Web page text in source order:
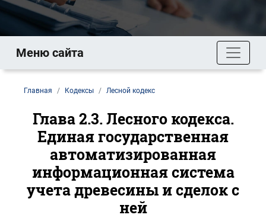
Меню сайта
Главная Кодексы Лесной кодекс
Глава 2.3. Лесного кодекса.
Единая государственная
автоматизированная
информационная система
учета древесины и сделок с
ней